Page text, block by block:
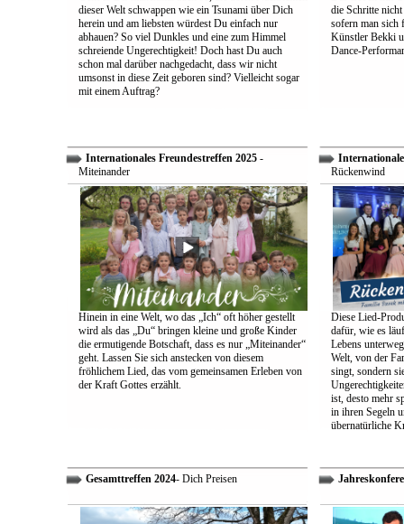
dieser Welt schwappen wie ein Tsunami über Dich
herein und am liebsten würdest Du einfach nur
abhauen? So viel Dunkles und eine zum Himmel
schreiende Ungerechtigkeit! Doch hast Du auch
schon mal darüber nachgedacht, dass wir nicht
umsonst in diese Zeit geboren sind? Vielleicht sogar
mit einem Auftrag?
die Schritte
sofern man sich
Künstler Bekki
Dance-
Internationales Freundestreffen 2025-
Miteinander
Hinein in eine Welt, wo das „Ich“ oft höher gestellt
wird als das „Du“ bringen kleine und große Kinder
die ermutigende Botschaft, dass es nur „Miteinander“
geht. Lassen Sie sich anstecken von diesem
fröhlichem Lied, das vom gemeinsamen Erleben von
der Kraft Gottes erzählt.
Rückenwind
Diese Lied-
dafür, wie es
Lebens
Welt, von der
singt, sondern
ist, desto mehr
in ihren Segeln
übernatürliche
Gesamttreffen 2024- Dich Preisen